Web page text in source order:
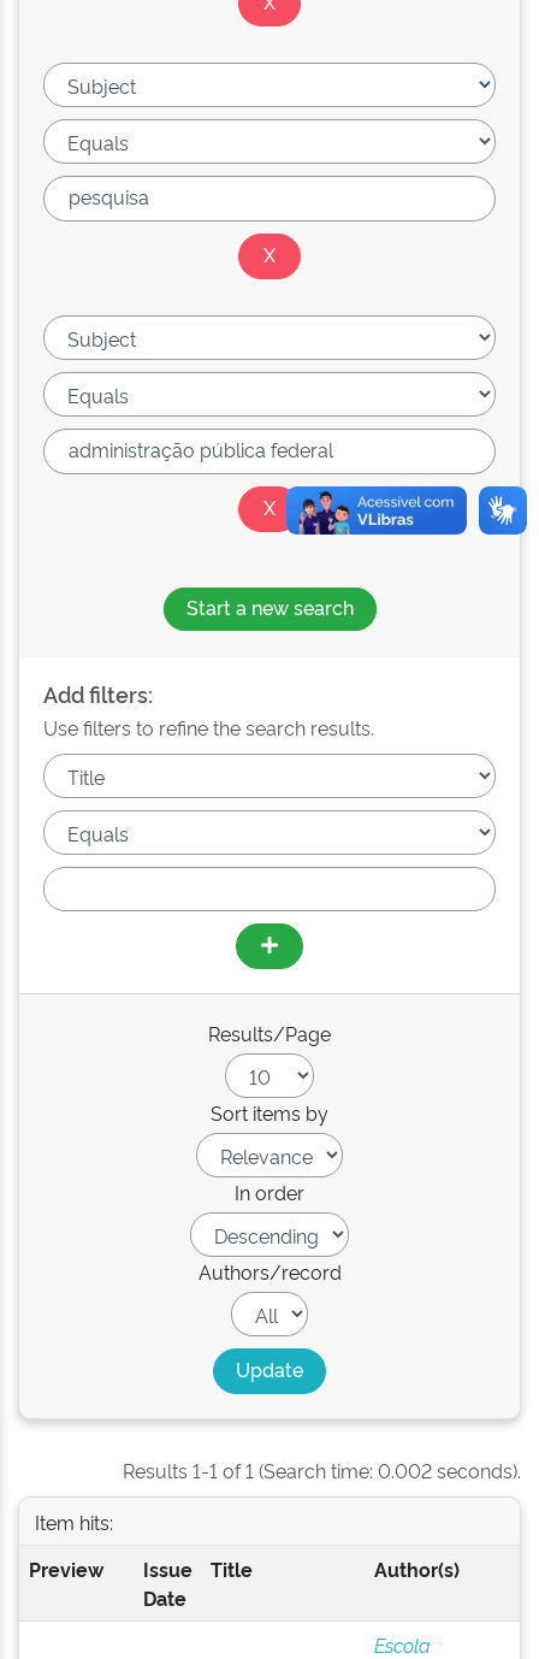
Start a new search
Add filters:
Use filters to refine the search results.
Results/Page
Sort items by
In order
Authors/record
Results 1-1 of 1 (Search time: 0.002 seconds).
Item hits:
Preview
Issue
Date
Title Author(s)
Escola